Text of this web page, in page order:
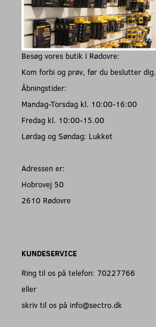
Besøg vores butik i Rødovre:
Kom forbi og prøv, før du beslutter dig.
Åbningstider:
Mandag-Torsdag kl. 10:00-16:00
Fredag kl. 10:00-15.00
Lørdag og Søndag: Lukket
Adressen er:
Hobrovej 50
2610 Rødovre
KUNDESERVICE
Ring til os på telefon: 70227766
eller
skriv til os på info@sectro.dk